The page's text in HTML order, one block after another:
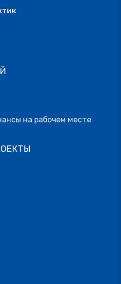
на рабочем месте